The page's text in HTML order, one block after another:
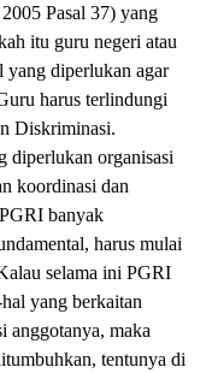
Pasal 37) yang
itu guru negeri atau
yang diperlukan agar
harus terlindungi
Diskriminasi.
diperlukan organisasi
koordinasi dan
banyak
harus mulai
selama ini PGRI
yang berkaitan
anggotanya, maka
tentunya di